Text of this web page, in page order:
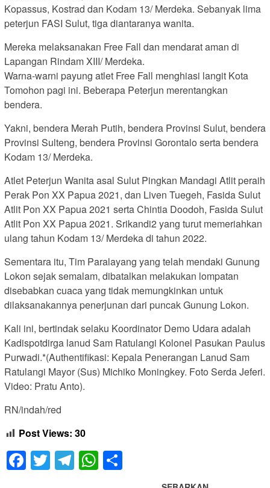
Kopassus, Kostrad dan Kodam 13/ Merdeka. Sebanyak lima
peterjun FASI Sulut, tiga diantaranya wanita.
Mereka melaksanakan Free Fall dan mendarat aman di
Lapangan Rindam XIII/ Merdeka.
Warna-warni payung atlet Free Fall menghiasi langit Kota
Tomohon pagi ini. Beberapa Peterjun merentangkan
bendera.
Yakni, bendera Merah Putih, bendera Provinsi Sulut, bendera
Provinsi Sulteng, bendera Provinsi Gorontalo serta bendera
Kodam 13/ Merdeka.
Atlet Peterjun Wanita asal Sulut Pingkan Mandagi Atlit peraih
Perak Pon XX Papua 2021, dan Liven Tuegeh, Fasida Sulut
Atlit Pon XX Papua 2021 serta Chintia Doodoh, Fasida Sulut
Atlit Pon XX Papua 2021. Srikandi2 yang turut memeriahkan
ulang tahun Kodam 13/ Merdeka di tahun 2022.
Sementara itu, Tim Paralayang yang telah mendaki Gunung
Lokon sejak semalam, dibatalkan melakukan lompatan
disebabkan cuaca yang tidak memungkinkan untuk
dilaksanakannya penerjunan dari puncak Gunung Lokon.
Kali ini, bertindak selaku Koordinator Demo Udara adalah
Kadispotdirga lanud Sam Ratulangi Kolonel Pasukan Paulus
Purwadi.*(Authentifikasi: Kepala Penerangan Lanud Sam
Ratulangi Mayor (Sus) Michiko Moningkey. Foto Serda Jeferi.
Video: Pratu Anto).
RN/indah/red
Post Views: 30
Facebook
Twitter
Telegram
WhatsApp